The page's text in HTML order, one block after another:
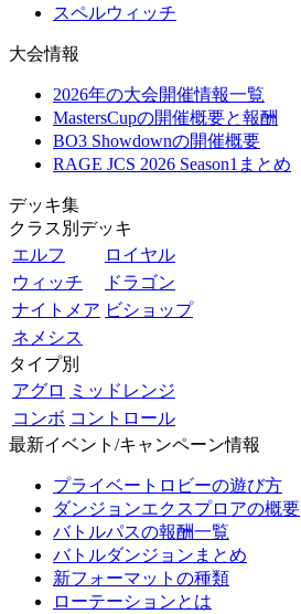
スペルウィッチ
大会情報
2026年の大会開催情報一覧
MastersCupの開催概要と報酬
BO3 Showdownの開催概要
RAGE JCS 2026 Season1まとめ
デッキ集
クラス別デッキ
エルフ
ロイヤル
ウィッチ
ドラゴン
ナイトメア ビショップ
ネメシス
タイプ別
アグロ
ミッドレンジ
コンボ コントロール
最新イベント/キャンペーン情報
プライベートロビーの遊び方
ダンジョンエクスプロアの概要
バトルパスの報酬一覧
バトルダンジョンまとめ
新フォーマットの種類
ローテーションとは